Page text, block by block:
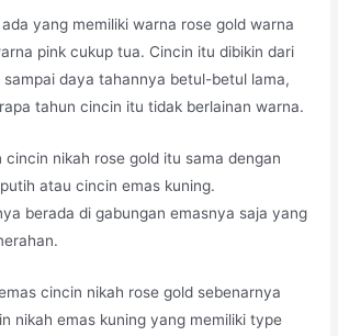
yang memiliki warna rose gold warna
pink cukup tua. Cincin itu dibikin dari
daya tahannya betul-betul lama,
tahun cincin itu tidak berlainan warna.
cincin nikah rose gold itu sama dengan
atau cincin emas kuning.
berada di gabungan emasnya saja yang
cincin nikah rose gold sebenarnya
nikah emas kuning yang memiliki type